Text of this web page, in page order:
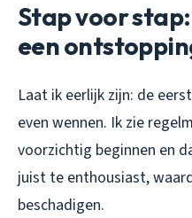
Stap voor
een
Laat ik eerlijk zijn: de
even wennen. Ik zie
voorzichtig beginnen en
juist te enthousiast,
beschadigen.